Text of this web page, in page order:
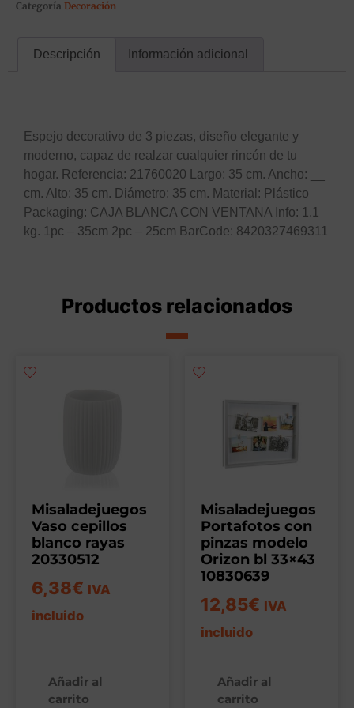
Categoría Decoración
Descripción Información adicional
Espejo decorativo de 3 piezas, diseño elegante y
moderno, capaz de realzar cualquier rincón de tu
hogar. Referencia: 21760020 Largo: 35 cm. Ancho: __
cm. Alto: 35 cm. Diámetro: 35 cm. Material: Plástico
Packaging: CAJA BLANCA CON VENTANA Info: 1.1
kg. 1pc – 35cm 2pc – 25cm BarCode: 8420327469311
Productos relacionados
Misaladejuegos
Vaso cepillos
blanco rayas
20330512
6,38€ IVA
incluido
Añadir al
carrito
Misaladejuegos
Portafotos con
pinzas modelo
Orizon bl 33×43
10830639
12,85€ IVA
incluido
Añadir al
carrito